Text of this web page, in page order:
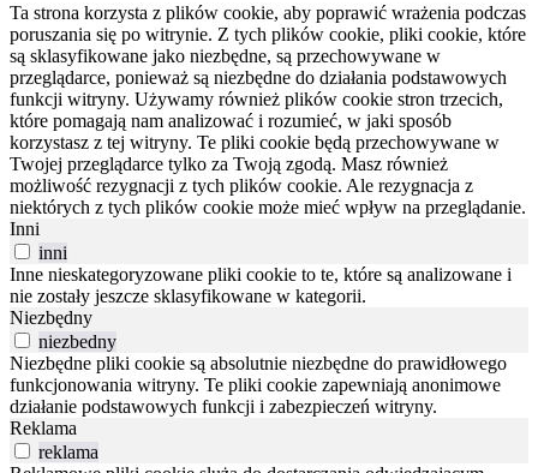
Ta strona korzysta z plików cookie, aby poprawić wrażenia podczas
poruszania się po witrynie. Z tych plików cookie, pliki cookie, które
są sklasyfikowane jako niezbędne, są przechowywane w
przeglądarce, ponieważ są niezbędne do działania podstawowych
funkcji witryny. Używamy również plików cookie stron trzecich,
które pomagają nam analizować i rozumieć, w jaki sposób
korzystasz z tej witryny. Te pliki cookie będą przechowywane w
Twojej przeglądarce tylko za Twoją zgodą. Masz również
możliwość rezygnacji z tych plików cookie. Ale rezygnacja z
niektórych z tych plików cookie może mieć wpływ na przeglądanie.
Inni
inni
Inne nieskategoryzowane pliki cookie to te, które są analizowane i
nie zostały jeszcze sklasyfikowane w kategorii.
Niezbędny
niezbedny
Niezbędne pliki cookie są absolutnie niezbędne do prawidłowego
funkcjonowania witryny. Te pliki cookie zapewniają anonimowe
działanie podstawowych funkcji i zabezpieczeń witryny.
Reklama
reklama